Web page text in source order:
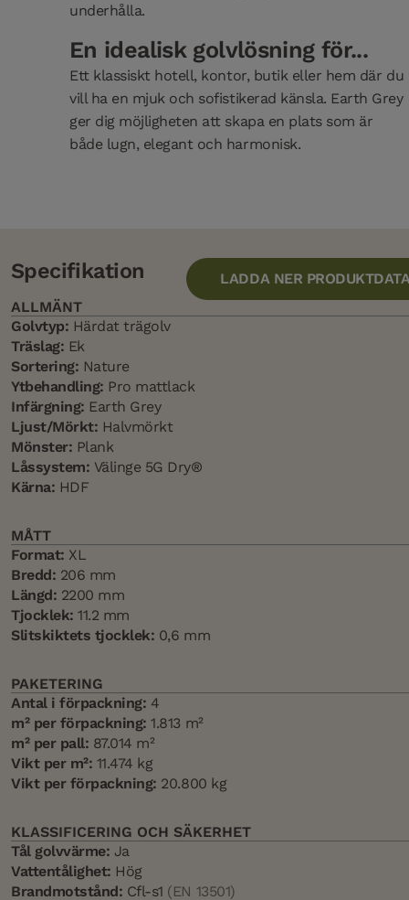
underhålla.
En idealisk golvlösning för...
Ett klassiskt hotell, kontor, butik eller hem där du
vill ha en mjuk och sofistikerad känsla. Earth Grey
ger dig möjligheten att skapa en plats som är
både lugn, elegant och harmonisk.
LADDA NER
Specifikation
ALLMÄNT
Golvtyp: Härdat trägolv
Träslag: Ek
Sortering: Nature
Ytbehandling: Pro mattlack
Infärgning: Earth Grey
Ljust/Mörkt: Halvmörkt
Mönster: Plank
Låssystem: Välinge 5G Dry®
Kärna: HDF
MÅTT
Format: XL
Bredd: 206 mm
Längd: 2200 mm
Tjocklek: 11.2 mm
Slitskiktets tjocklek: 0,6 mm
PAKETERING
Antal i förpackning: 4
m² per förpackning: 1.813 m²
m² per pall: 87.014 m²
Vikt per m²: 11.474 kg
Vikt per förpackning: 20.800 kg
KLASSIFICERING OCH SÄKERHET
Tål golvvärme: Ja
Vattentålighet: Hög
Brandmotstånd: Cfl-s1 (EN 13501)